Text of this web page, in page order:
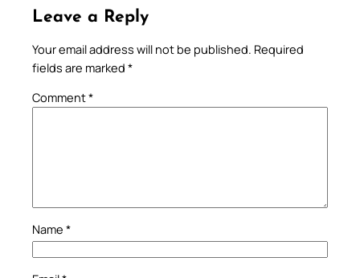
Leave a Reply
Your email address will not be published. Required
fields are marked *
Comment*
Name *